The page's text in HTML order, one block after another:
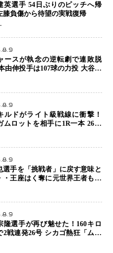
英選手 54日ぶりのピッチへ帰
膝負傷から待望の実戦復帰
ースが執念の逆転劇で連敗脱
伸投手は107球の力投 大谷翔
が延長10回に勝利を呼び込む一
ルドがライト級戦線に衝撃！
ムロットを相手に1R一本 26歳
の新星が「トップ戦線」へ名乗
選手を「挑戦者」に戻す意味と
・王座はく奪に元世界王者も疑
たいのは井上拓真選手、那須
隆選手が再び魅せた！160キロ
2戦連発26号 シカゴ熱狂「ムネ
ーだ」米ファンの人気も急上昇